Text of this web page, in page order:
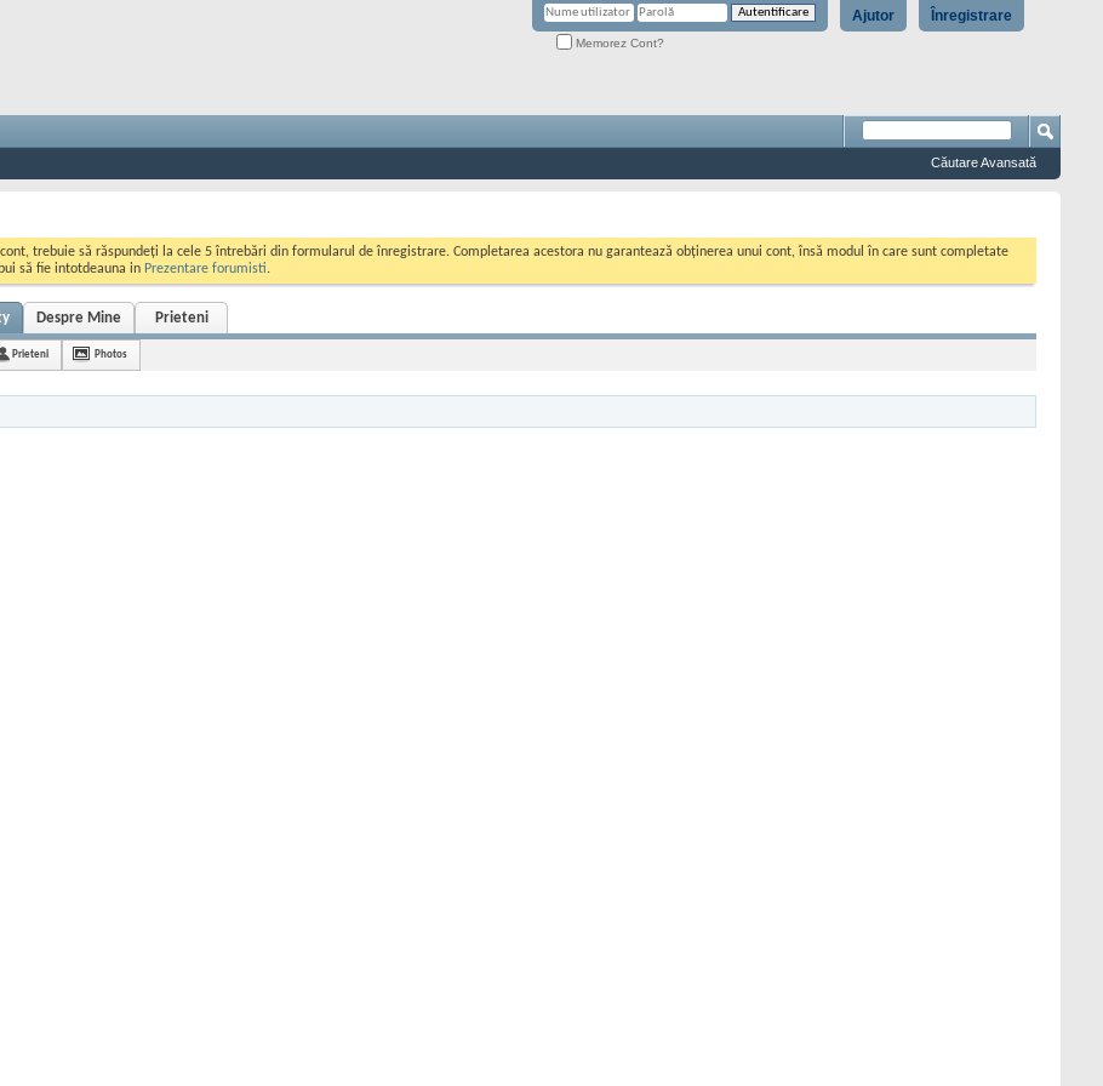
Înregistrare
Ajutor
Memorez Cont?
Căutare Avansată
trebuie să răspundeți la cele 5 întrebări din formularul de înregistrare. Completarea acestora nu garantează obținerea unui cont, însă modul în care sunt completate
să fie intotdeauna in Prezentare forumisti.
Despre Mine Prieteni
Prieteni Photos